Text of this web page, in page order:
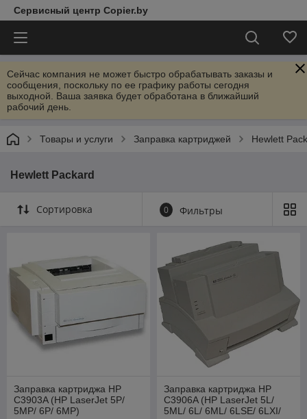
Сервисный центр Copier.by
Сейчас компания не может быстро обрабатывать заказы и
сообщения, поскольку по ее графику работы сегодня
выходной. Ваша заявка будет обработана в ближайший
рабочий день.
Товары и услуги Заправка картриджей Hewlett
Hewlett Packard
Сортировка 0 Фильтры
Заправка картриджа HP
C3903A (HP LaserJet 5P/
5MP/ 6P/ 6MP)
Заправка картриджа HP
C3906A (HP LaserJet 5L/
5ML/ 6L/ 6ML/ 6LSE/ 6LXI/